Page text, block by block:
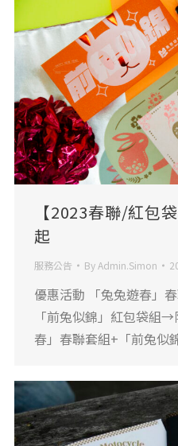
【2023春聯/紅包
起
服務公告 ByAdmin.Simon
優惠活動 「兔兔遊春」
「前兔似錦」紅包袋組
春」春聯套組+「前兔似